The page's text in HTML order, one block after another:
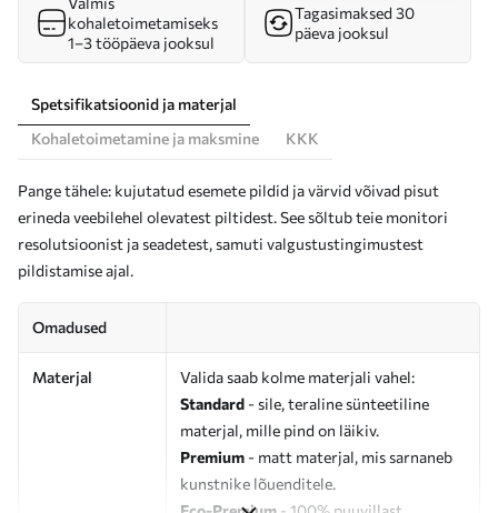
kohaletoimetamiseks
1–3 tööpäeva jooksul
Tagasimaksed 30
päeva jooksul
Spetsifikatsioonid ja materjal
Kohaletoimetamine ja maksmine
KKK
Pange tähele: kujutatud esemete pildid ja värvid võivad pisut
erineda veebilehel olevatest piltidest. See sõltub teie monitori
resolutsioonist ja seadetest, samuti valgustustingimustest
pildistamise ajal.
Omadused
Materjal
Valida saab kolme materjali vahel:
Standard - sile, teraline sünteetiline
materjal, mille pind on läikiv.
Premium - matt materjal, mis sarnaneb
kunstnike lõuenditele.